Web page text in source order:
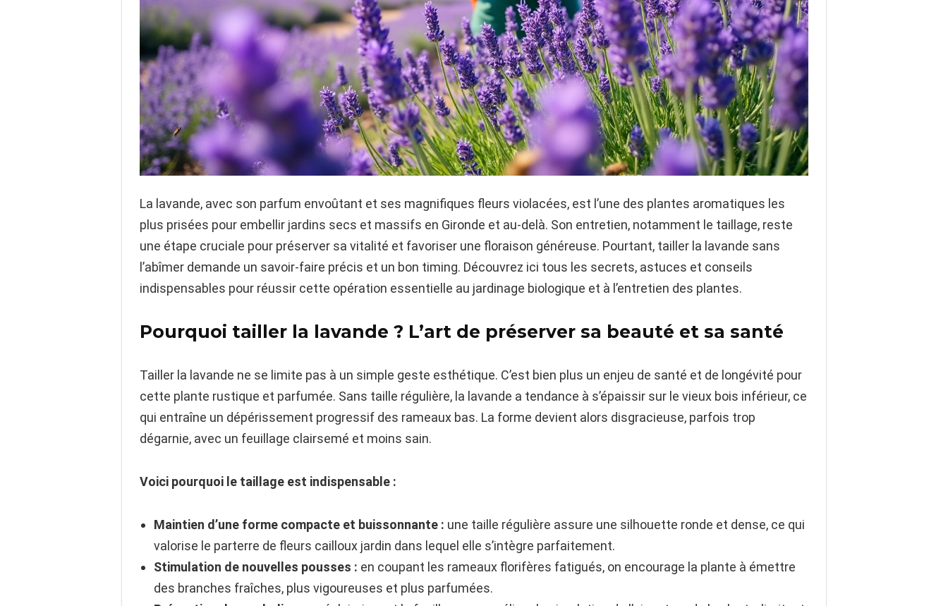
La lavande, avec son parfum envoûtant et ses magnifiques fleurs violacées, est l’une des plantes aromatiques les
plus prisées pour embellir jardins secs et massifs en Gironde et au-delà. Son entretien, notamment le taillage, reste
une étape cruciale pour préserver sa vitalité et favoriser une floraison généreuse. Pourtant, tailler la lavande sans
l’abîmer demande un savoir-faire précis et un bon timing. Découvrez ici tous les secrets, astuces et conseils
indispensables pour réussir cette opération essentielle au jardinage biologique et à l’entretien des plantes.
Pourquoi tailler la lavande ? L’art de préserver sa beauté et sa santé
Tailler la lavande ne se limite pas à un simple geste esthétique. C’est bien plus un enjeu de santé et de longévité pour
cette plante rustique et parfumée. Sans taille régulière, la lavande a tendance à s’épaissir sur le vieux bois inférieur, ce
qui entraîne un dépérissement progressif des rameaux bas. La forme devient alors disgracieuse, parfois trop
dégarnie, avec un feuillage clairsemé et moins sain.
Voici pourquoi le taillage est indispensable :
Maintien d’une forme compacte et buissonnante : une taille régulière assure une silhouette ronde et dense, ce qui
valorise le parterre de fleurs cailloux jardin dans lequel elle s’intègre parfaitement.
Stimulation de nouvelles pousses : en coupant les rameaux florifères fatigués, on encourage la plante à émettre
des branches fraîches, plus vigoureuses et plus parfumées.